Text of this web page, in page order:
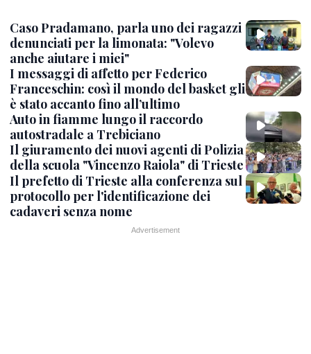
Caso Pradamano, parla uno dei ragazzi
denunciati per la limonata: "Volevo
anche aiutare i miei"
I messaggi di affetto per Federico
Franceschin: così il mondo del basket gli
è stato accanto fino all’ultimo
Auto in fiamme lungo il raccordo
autostradale a Trebiciano
Il giuramento dei nuovi agenti di Polizia
della scuola "Vincenzo Raiola" di Trieste
Il prefetto di Trieste alla conferenza sul
protocollo per l'identificazione dei
cadaveri senza nome